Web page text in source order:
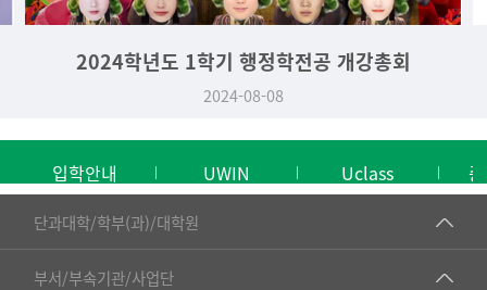
2024학년도 1학기 행정학전공 개강총회
2024-08-08
입학안내 UWIN Uclass
단과대학/학부(과)/대학원
■인문대학
▷국어국문학부
부서/부속기관/사업단
공동기기센터